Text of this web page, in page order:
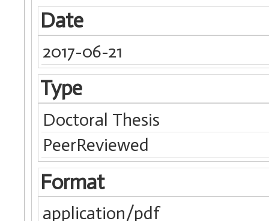
Date
2017-06-21
Type
Doctoral Thesis
PeerReviewed
Format
application/pdf